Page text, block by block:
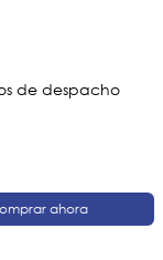
de despacho
ahora